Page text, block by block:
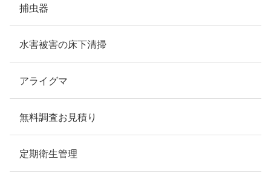
捕虫器
水害被害の床下清掃
アライグマ
無料調査お見積り
定期衛生管理